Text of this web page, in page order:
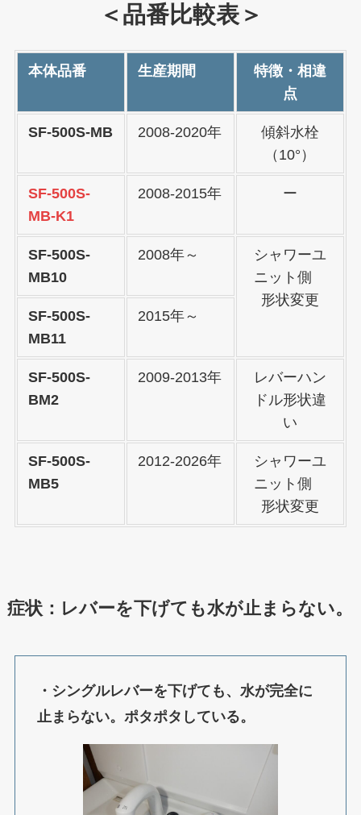
＜品番比較表＞
本体品番 生産期間
特徴・相違
点
SF-500S-MB 2008-2020年
傾斜水栓
（10°）
SF-500S-
MB-K1
2008-2015年 ー
SF-500S-
MB10
2008年～
シャワーユ
ニット側
形状変更
SF-500S-
MB11
2015年～
SF-500S-
BM2
2009-2013年
レバーハン
ドル形状違
い
SF-500S-
MB5
2012-2026年
シャワーユ
ニット側
形状変更
症状：レバーを下げても水が止まらない。
・シングルレバーを下げても、水が完全に
止まらない。ポタポタしている。